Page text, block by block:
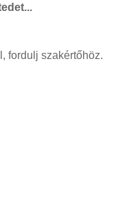
fordulj szakértőhöz.